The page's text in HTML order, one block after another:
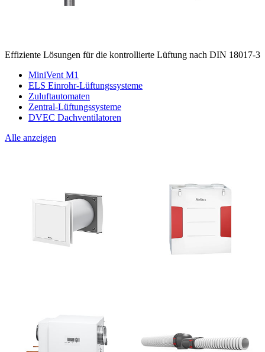
Effiziente Lösungen für die kontrollierte Lüftung nach DIN 18017-3
MiniVent M1
ELS Einrohr-Lüftungssysteme
Zuluftautomaten
Zentral-Lüftungssysteme
DVEC Dachventilatoren
Alle anzeigen